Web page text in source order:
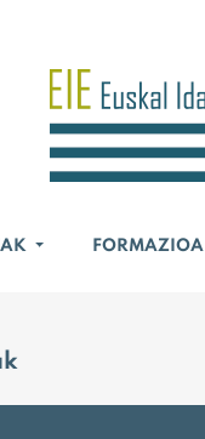
FORMAZIOA